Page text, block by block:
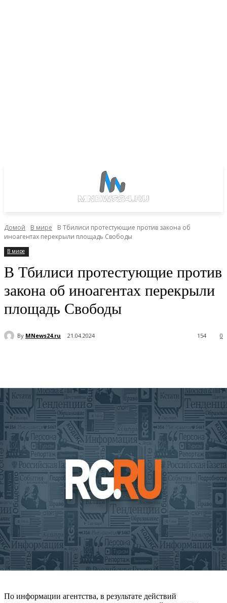
Домой В мире
В Тбилиси протестующие против закона об
иноагентах перекрыли площадь Свободы
В мире
В Тбилиси протестующие против
закона об иноагентах перекрыли
площадь Свободы
By MNews24.ru 21.04.2024 0
154
По информации агентства, в результате действий